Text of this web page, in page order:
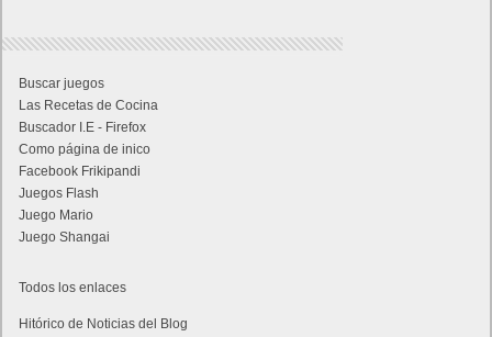
Buscar juegos
Las Recetas de Cocina
Buscador I.E - Firefox
Como página de inico
Facebook Frikipandi
Juegos Flash
Juego Mario
Juego Shangai
Todos los enlaces
Hitórico de Noticias del Blog